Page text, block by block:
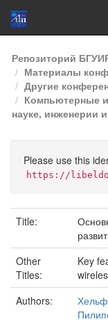
Skip
navigation
Репозиторий
Материалы
Другие
Компьютерные
науке, инженерии
Please use this
https://
Title:
Other
Titles:
Key
Authors: